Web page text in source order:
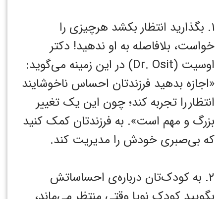
۱. بگذارید انتظار بکشد هرچیزی را
خواست، بلافاصله به او ندهید! دکتر
اوسیت (Dr. Osit) در این زمینه می‌گوید:
«اجازه بدهید فرزندتان احساس ناخوشایند
انتظاررا تجربه کند؛ چون این یک تغییر
بزرگ و مهم است». به فرزندتان کمک کنید
که بی‌صبری خودش را مدیریت کند.
۲. به کودک‌تان درباره‌ی احساساتش